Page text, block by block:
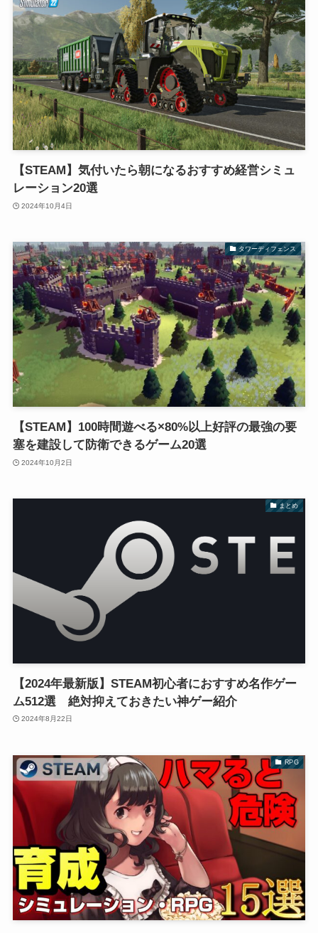
【STEAM】気付いたら朝になるおすすめ経営シミュ
レーション20選
2024年10月4日
タワーディフェンス
【STEAM】100時間遊べる×80%以上好評の最強の要
塞を建設して防衛できるゲーム20選
2024年10月2日
まとめ
【2024年最新版】STEAM初心者におすすめ名作ゲー
ム512選 絶対抑えておきたい神ゲー紹介
2024年8月22日
RPG